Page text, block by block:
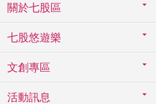
關於七股區
七股悠遊樂
文創專區
活動訊息